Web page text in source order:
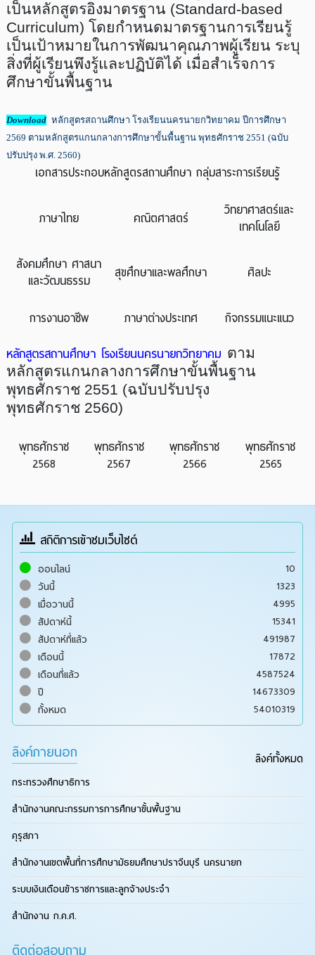
เป็นหลักสูตรอิงมาตรฐาน (Standard-based
Curriculum) โดยกำหนดมาตรฐานการเรียนรู้
เป็นเป้าหมายในการพัฒนาคุณภาพผู้เรียน ระบุ
สิ่งที่ผู้เรียนพึงรู้และปฏิบัติได้ เมื่อสำเร็จการ
ศึกษาขั้นพื้นฐาน
Download หลักสูตรสถานศึกษา โรงเรียนนครนายกวิทยาคม ปีการศึกษา
2569 ตามหลักสูตรแกนกลางการศึกษาขั้นพื้นฐาน พุทธศักราช 2551 (ฉบับ
ปรับปรุง พ.ศ. 2560)
เอกสารประกอบหลักสูตรสถานศึกษา กลุ่มสาระการเรียนรู้
ภาษาไทย คณิตศาสตร์
วิทยาศาสตร์และ
เทคโนโลยี
สังคมศึกษา ศาสนา
และวัฒนธรรม
สุขศึกษาและพลศึกษา ศิลปะ
การงานอาชีพ ภาษาต่างประเทศ กิจกรรมแนะแนว
หลักสูตรสถานศึกษา โรงเรียนนครนายกวิทยาคม ตาม
หลักสูตรแกนกลางการศึกษาขั้นพื้นฐาน
พุทธศักราช 2551 (ฉบับปรับปรุง
พุทธศักราช 2560)
พุทธศักราช
2568
พุทธศักราช
2567
พุทธศักราช
2566
พุทธศักราช
2565
สถิติการเข้าชมเว็บไซต์
ออนไลน์
10
วันนี้
1323
เมื่อวานนี้
4995
สัปดาห์นี้
15341
สัปดาห์ที่แล้ว
491987
เดือนนี้
17872
เดือนที่แล้ว
4587524
ปี
14673309
ทั้งหมด
54010319
ลิงค์ภายนอก ลิงค์ทั้งหมด
กระทรวงศึกษาธิการ
สำนักงานคณะกรรมการการศึกษาขั้นพื้นฐาน
คุรุสภา
สำนักงานเขตพื้นที่การศึกษามัธยมศึกษาปราจีนบุรี นครนายก
ระบบเงินเดือนข้าราชการและลูกจ้างประจำ
สำนักงาน ก.ค.ศ.
ติดต่อสอบถาม